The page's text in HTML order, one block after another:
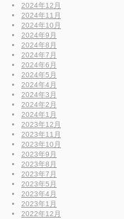
2024年12月
2024年11月
2024年10月
2024年9月
2024年8月
2024年7月
2024年6月
2024年5月
2024年4月
2024年3月
2024年2月
2024年1月
2023年12月
2023年11月
2023年10月
2023年9月
2023年8月
2023年7月
2023年5月
2023年4月
2023年1月
2022年12月